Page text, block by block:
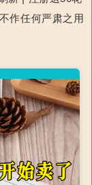
作任何严肃之用